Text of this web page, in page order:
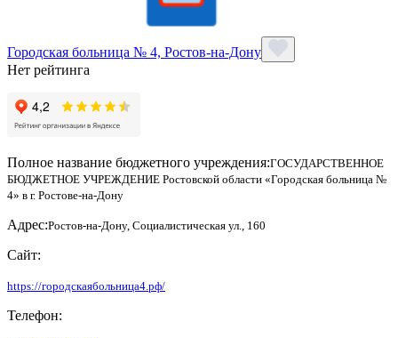
Городская больница № 4, Ростов-на-Дону
Нет рейтинга
Полное название бюджетного учреждения:ГОСУДАРСТВЕННОЕ
БЮДЖЕТНОЕ УЧРЕЖДЕНИЕ Ростовской области «Городская больница №
4» в г. Ростове-на-Дону
Адрес:Ростов-на-Дону, Социалистическая ул., 160
Сайт:
https://городскаябольница4.рф/
Телефон: